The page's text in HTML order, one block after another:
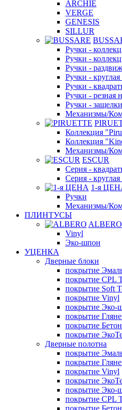
ARCHIE
VERGE
GENESIS
SILLUR
Ручки -
Ручки -
Ручки -
Ручки - круглая
Ручки -
Ручки - резная
Ручки - защелки
Механизмы/
Коллекция
Коллекция
Механизмы/
ESCUR
Серия -
Серия - круглая
1-я
Ручки
Механизмы/
ПЛИНТУСЫ
ALBERO
Vinyl
Эко-шпон
УЦЕНКА
Дверные блоки
покрытие
покрытие CPL
покрытие Soft
покрытие Vinyl
покрытие Эко-
покрытие
покрытие Бетон
покрытие
Дверные полотна
покрытие
покрытие
покрытие Vinyl
покрытие
покрытие Эко-
покрытие CPL
покрытие Бетон